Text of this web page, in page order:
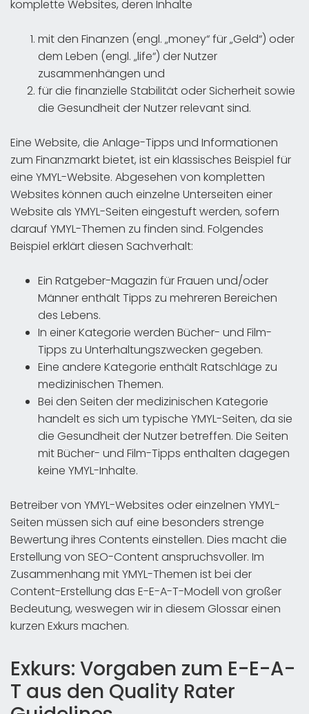
komplette Websites, deren Inhalte
mit den Finanzen (engl. „money“ für „Geld“) oder
dem Leben (engl. „life“) der Nutzer
zusammenhängen und
für die finanzielle Stabilität oder Sicherheit sowie
die Gesundheit der Nutzer relevant sind.
Eine Website, die Anlage-Tipps und Informationen
zum Finanzmarkt bietet, ist ein klassisches Beispiel für
eine YMYL-Website. Abgesehen von kompletten
Websites können auch einzelne Unterseiten einer
Website als YMYL-Seiten eingestuft werden, sofern
darauf YMYL-Themen zu finden sind. Folgendes
Beispiel erklärt diesen Sachverhalt:
Ein Ratgeber-Magazin für Frauen und/oder
Männer enthält Tipps zu mehreren Bereichen
des Lebens.
In einer Kategorie werden Bücher- und Film-
Tipps zu Unterhaltungszwecken gegeben.
Eine andere Kategorie enthält Ratschläge zu
medizinischen Themen.
Bei den Seiten der medizinischen Kategorie
handelt es sich um typische YMYL-Seiten, da sie
die Gesundheit der Nutzer betreffen. Die Seiten
mit Bücher- und Film-Tipps enthalten dagegen
keine YMYL-Inhalte.
Betreiber von YMYL-Websites oder einzelnen YMYL-
Seiten müssen sich auf eine besonders strenge
Bewertung ihres Contents einstellen. Dies macht die
Erstellung von SEO-Content anspruchsvoller. Im
Zusammenhang mit YMYL-Themen ist bei der
Content-Erstellung das E-E-A-T-Modell von großer
Bedeutung, weswegen wir in diesem Glossar einen
kurzen Exkurs machen.
Exkurs: Vorgaben zum E-E-A-
T aus den Quality Rater